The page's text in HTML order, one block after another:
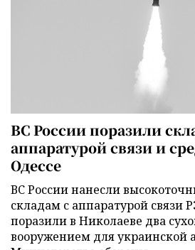
ВС России поразили
аппаратурой связи и
Одессе
ВС России нанесли
складам с аппаратурой связи
поразили в Николаеве два
вооружением для украинской